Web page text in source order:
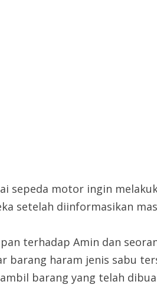
sepeda motor ingin
setelah diinformasikan
terhadap Amin dan
barang haram jenis sabu
barang yang telah